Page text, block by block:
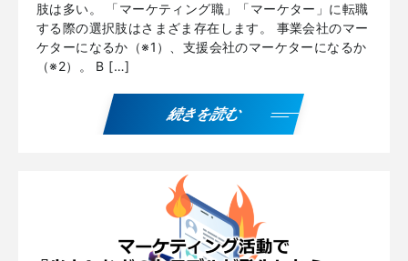
肢は多い。 「マーケティング職」「マーケター」に転職
する際の選択肢はさまざま存在します。 事業会社のマー
ケターになるか（※1）、支援会社のマーケターになるか
（※2）。 B […]
続きを読む